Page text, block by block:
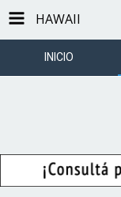
HAWAII
INICIO